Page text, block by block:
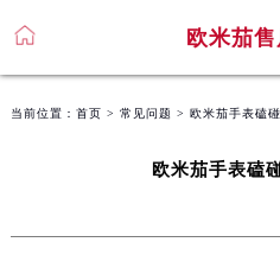
欧米茄
当前位置： 首页 > 常见问题 > 欧米茄手表磕
欧米茄手表磕